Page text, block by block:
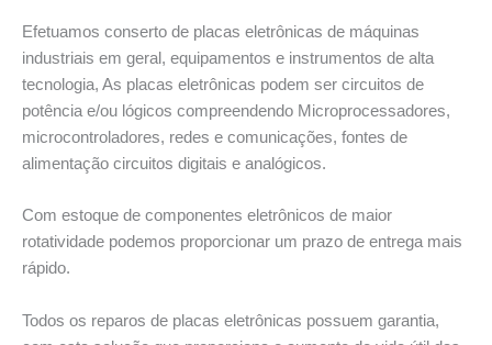
Efetuamos conserto de placas eletrônicas de máquinas
industriais em geral, equipamentos e instrumentos de alta
tecnologia, As placas eletrônicas podem ser circuitos de
potência e/ou lógicos compreendendo Microprocessadores,
microcontroladores, redes e comunicações, fontes de
alimentação circuitos digitais e analógicos.
Com estoque de componentes eletrônicos de maior
rotatividade podemos proporcionar um prazo de entrega mais
rápido.
Todos os reparos de placas eletrônicas possuem garantia,